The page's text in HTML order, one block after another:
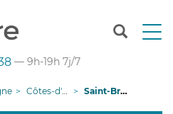
T
— 9h-19h 7j/7
Côtes-d'armor Saint-Brandan